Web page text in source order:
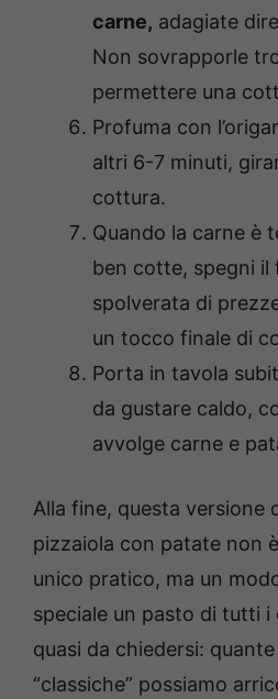
carne, adagiate
Non sovrapporle
permettere una
Profuma con
altri 6-7 minuti,
cottura.
Quando la carne è
ben cotte, spegni il
spolverata di
un tocco finale di
Porta in tavola
da gustare caldo,
avvolge carne e
Alla fine, questa versione
pizzaiola con patate non
unico pratico, ma un
speciale un pasto di tutti i
quasi da chiedersi:
“classiche” possiamo